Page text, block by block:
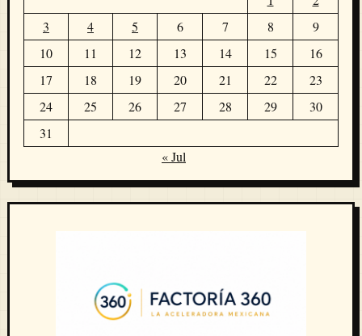
3
4 5 6 7 8
9
10
11 12 13 14 15
16
17
18 19 20 21 22
23
24
25 26 27 28 29
30
31
« Jul